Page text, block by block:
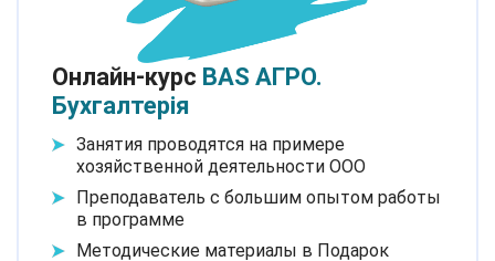
Онлайн-курс BAS АГРО.
Бухгалтерія
Занятия проводятся на примере
хозяйственной деятельности ООО
Преподаватель с большим опытом работы
в программе
Методические материалы в Подарок